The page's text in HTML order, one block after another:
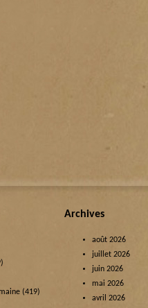
(419)
Archives
août 2026
juillet 2026
juin 2026
mai 2026
avril 2026